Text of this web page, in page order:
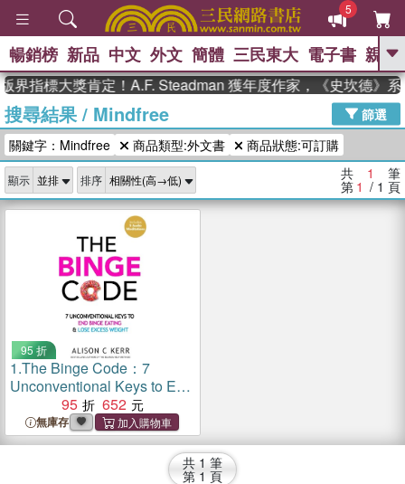
5
GO
高希均教授回憶錄
、 The Odyssey 、 父親節 、 如果歷
史是一群喵 、 暑期推薦 、 國際布克
獎 臺灣漫遊錄 、 方念華 、 台灣的李
登輝時代
數學女孩：黎曼猜想 、
偉大的迷走神經
暢銷榜 新品 中文 外文 簡體 三民東大 電子書 親子
界指標大獎肯定！A.F. Steadman 獲年度作家，《史坎德》系
搜尋結果/ Mindfree
篩選
關鍵字：Mindfree
商品類型:外文書 商品狀態:可訂購
顯示 排序 共 1 筆
第 1 / 1 頁
95 折
1.The Binge Code：7
Unconventional Keys to End
Binge Eating & Lose Excess
Weight
95 652
無庫存
共 1 筆
第 1 頁